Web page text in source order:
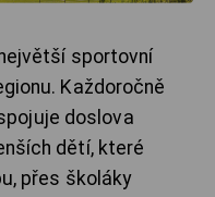
sportovní
Každoročně
doslova
dětí, které
přes školáky